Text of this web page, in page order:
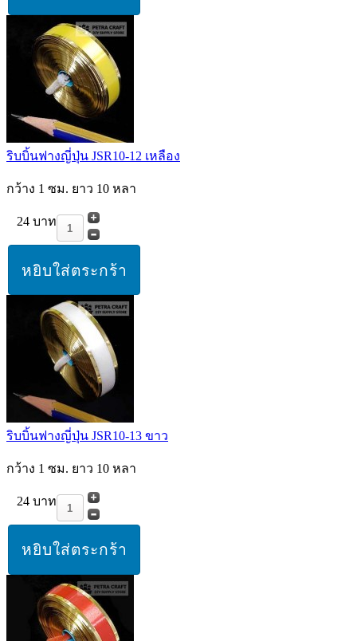
ริบบิ้นฟางญี่ปุ่น JSR10-12 เหลือง
กว้าง 1 ซม. ยาว 10 หลา
24 บาท
ริบบิ้นฟางญี่ปุ่น JSR10-13 ขาว
กว้าง 1 ซม. ยาว 10 หลา
24 บาท